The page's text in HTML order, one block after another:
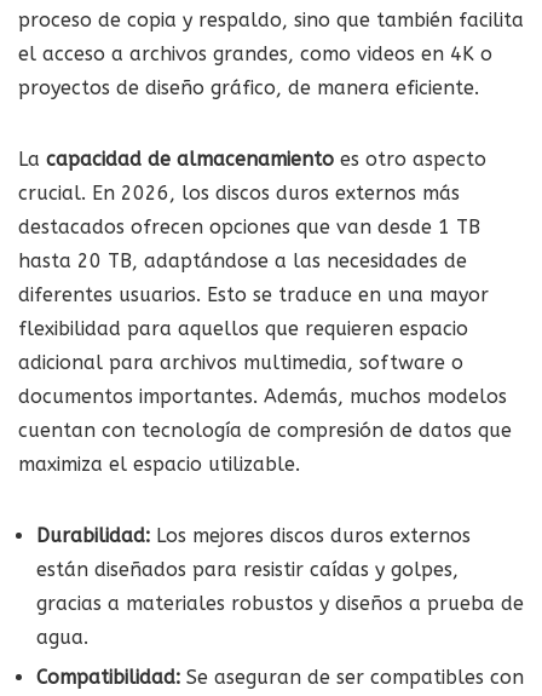
proceso de copia y respaldo, sino que también facilita
el acceso a archivos grandes, como videos en 4K o
proyectos de diseño gráfico, de manera eficiente.
La capacidad de almacenamiento es otro aspecto
crucial. En 2026, los discos duros externos más
destacados ofrecen opciones que van desde 1 TB
hasta 20 TB, adaptándose a las necesidades de
diferentes usuarios. Esto se traduce en una mayor
flexibilidad para aquellos que requieren espacio
adicional para archivos multimedia, software o
documentos importantes. Además, muchos modelos
cuentan con tecnología de compresión de datos que
maximiza el espacio utilizable.
Durabilidad: Los mejores discos duros externos
están diseñados para resistir caídas y golpes,
gracias a materiales robustos y diseños a prueba de
agua.
Compatibilidad: Se aseguran de ser compatibles con